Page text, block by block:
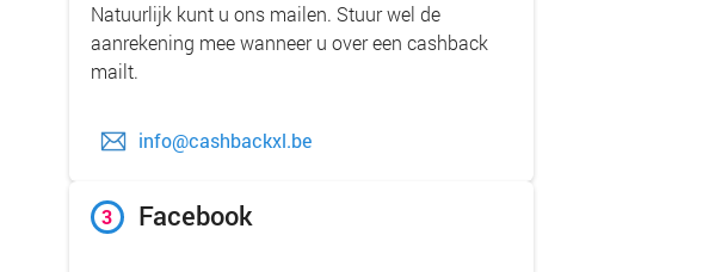
Natuurlijk kunt u ons mailen. Stuur wel de
aanrekening mee wanneer u over een cashback
mailt.
info@cashbackxl.be
3 Facebook